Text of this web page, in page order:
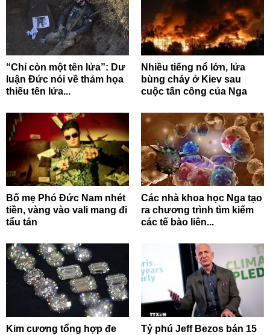
“Chỉ còn một tên lửa”: Dư
luận Đức nói về thảm họa
thiếu tên lửa...
Nhiều tiếng nổ lớn, lửa
bùng cháy ở Kiev sau
cuộc tấn công của Nga
Bố mẹ Phó Đức Nam nhét
tiền, vàng vào vali mang đi
tẩu tán
Các nhà khoa học Nga tạo
ra chương trình tìm kiếm
các tế bào liên...
Kim cương tổng hợp đe
Tỷ phú Jeff Bezos bán 15